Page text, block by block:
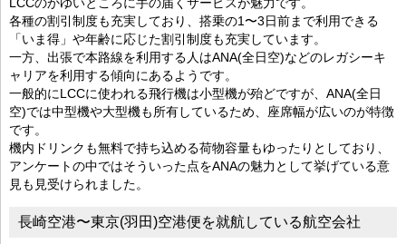
各種の割引制度も充実しており、搭乗の1〜3日前まで利用できる
「いま得」や年齢に応じた割引制度も充実しています。
一方、出張で本路線を利用する人はANA(全日空)などのレガシーキ
ャリアを利用する傾向にあるようです。
一般的にLCCに使われる飛行機は小型機が殆どですが、ANA(全日
空)では中型機や大型機も所有しているため、座席幅が広いのが特徴
です。
機内ドリンクも無料で持ち込める荷物容量もゆったりとしており、
アンケートの中ではそういった点をANAの魅力として挙げている意
見も見受けられました。
長崎空港〜東京(羽田)空港便を就航している航空会社